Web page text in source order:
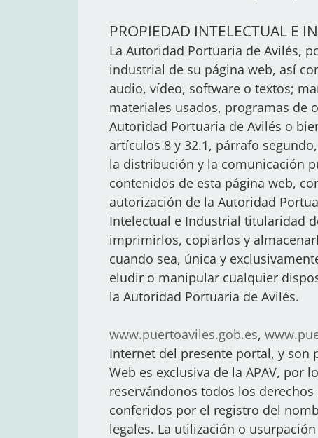
PROPIEDAD INTELECTUAL E
La Autoridad Portuaria de Avilés,
industrial de su página web, así
audio, vídeo, software o textos;
materiales usados, programas de
Autoridad Portuaria de Avilés o
artículos 8 y 32.1, párrafo
la distribución y la comunicación
contenidos de esta página web,
autorización de la Autoridad
Intelectual e Industrial titularidad
imprimirlos, copiarlos y
cuando sea, única y
eludir o manipular cualquier
la Autoridad Portuaria de Avilés.
www.puertoaviles.gob.es,
Internet del presente portal, y son
Web es exclusiva de la APAV, por
reservándonos todos los
conferidos por el registro del
legales. La utilización o